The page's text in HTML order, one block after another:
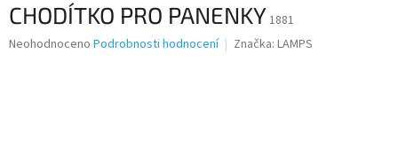
CHODÍTKO PRO PANENKY1881
Průměrné
Neohodnoceno Podrobnosti hodnocení Značka: LAMPS